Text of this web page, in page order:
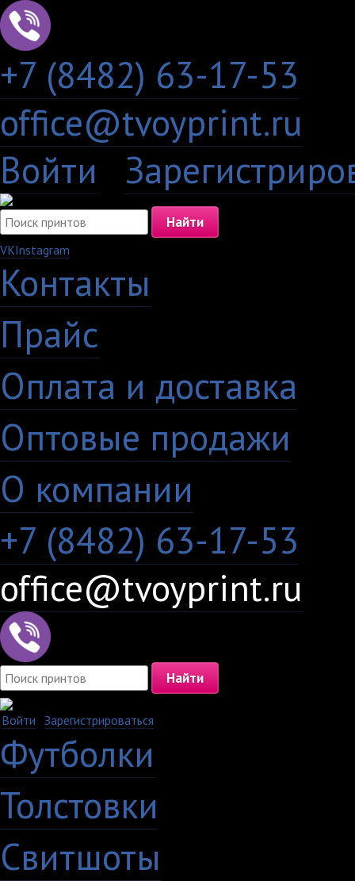
+7 (8482) 63-17-53
office@tvoyprint.ru
Войти
VKInstagram
Контакты
Прайс
Оплата и доставка
Оптовые продажи
О компании
+7 (8482) 63-17-53
office@tvoyprint.ru
Войти Зарегистрироваться
Футболки
Толстовки
Свитшоты